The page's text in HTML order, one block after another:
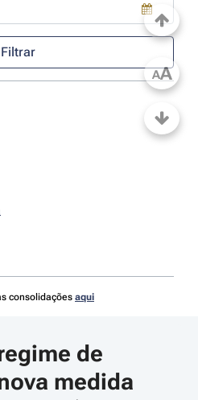
para abrir o calendário; Use as
Filtrar
consolidações aqui
de
medida
AA